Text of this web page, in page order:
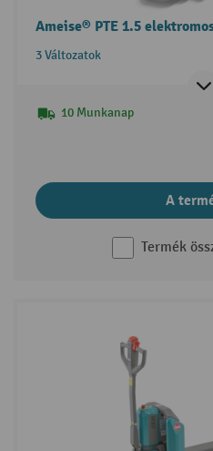
Ameise® PTE 1.5
3 Változatok
10 Munkanap
A
Termék